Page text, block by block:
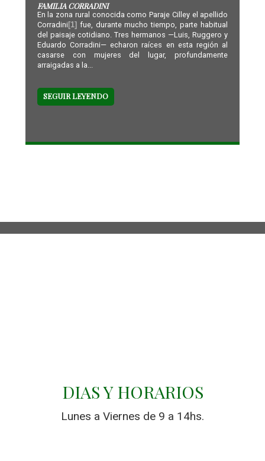
FAMILIA CORRADINI
En la zona rural conocida como Paraje Cilley el apellido
Corradini [1] fue, durante mucho tiempo, parte habitual
del paisaje cotidiano. Tres hermanos —Luis, Ruggero y
Eduardo Corradini— echaron raíces en esta región al
casarse con mujeres del lugar, profundamente
arraigadas a la...
SEGUIR LEYENDO
DIAS Y HORARIOS
Lunes a Viernes de 9 a 14hs.